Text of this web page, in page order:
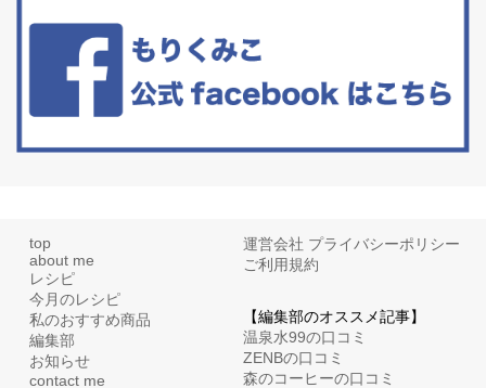
リーブオイルorごま油をたらす。&n...
top
about me
レシピ
今月のレシピ
私のおすすめ商品
編集部
お知らせ
contact me
運営会社 プライバシーポリシー
ご利用規約
【編集部のオススメ記事】
温泉水99の口コミ
ZENBの口コミ
森のコーヒーの口コミ